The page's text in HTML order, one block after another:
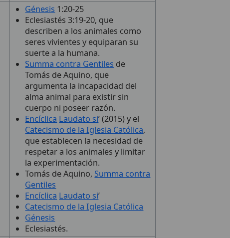
Génesis 1:20-25
Eclesiastés 3:19-20, que
describen a los animales como
seres vivientes y equiparan su
suerte a la humana.
Summa contra Gentiles de
Tomás de Aquino, que
argumenta la incapacidad del
alma animal para existir sin
cuerpo ni poseer razón.
Encíclica Laudato si’ (2015) y el
Catecismo de la Iglesia Católica,
que establecen la necesidad de
respetar a los animales y limitar
la experimentación.
Tomás de Aquino, Summa contra
Gentiles
Encíclica Laudato si’
Catecismo de la Iglesia Católica
Génesis
Eclesiastés.